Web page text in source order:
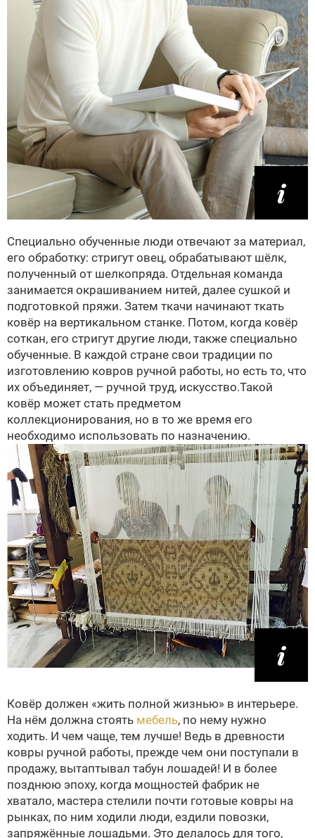
Специально обученные люди отвечают за материал,
его обработку: стригут овец, обрабатывают шёлк,
полученный от шелкопряда. Отдельная команда
занимается окрашиванием нитей, далее сушкой и
подготовкой пряжи. Затем ткачи начинают ткать
ковёр на вертикальном станке. Потом, когда ковёр
соткан, его стригут другие люди, также специально
обученные. В каждой стране свои традиции по
изготовлению ковров ручной работы, но есть то, что
их объединяет, — ручной труд, искусство.Такой
ковёр может стать предметом
коллекционирования, но в то же время его
необходимо использовать по назначению.
Ковёр должен «жить полной жизнью» в интерьере.
На нём должна стоять мебель, по нему нужно
ходить. И чем чаще, тем лучше! Ведь в древности
ковры ручной работы, прежде чем они поступали в
продажу, вытаптывал табун лошадей! И в более
позднюю эпоху, когда мощностей фабрик не
хватало, мастера стелили почти готовые ковры на
рынках, по ним ходили люди, ездили повозки,
запряжённые лошадьми. Это делалось для того,